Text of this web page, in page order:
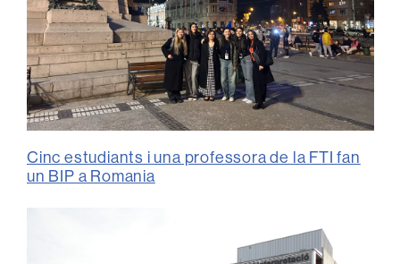
Cinc estudiants i una professora de la FTI fan
un BIP a Romania